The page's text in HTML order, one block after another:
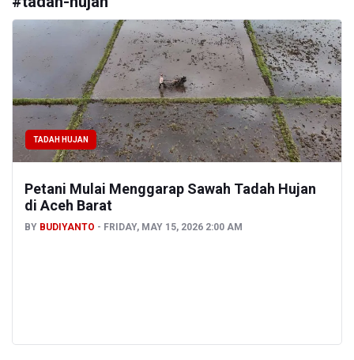
TADAH HUJAN
Petani Mulai Menggarap Sawah Tadah Hujan
di Aceh Barat
BY BUDIYANTO FRIDAY, MAY 15, 2026 2:00 AM